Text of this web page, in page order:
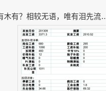
木有？相较无语，唯有泪先